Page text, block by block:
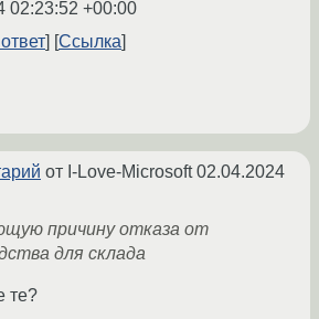
02:23:52 +00:00
Ссылка
от I-Love-Microsoft02.04.2024
причину отказа от
для склада
те?